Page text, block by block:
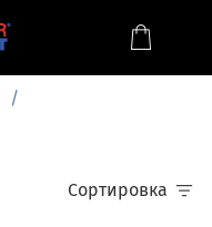
Сортировка